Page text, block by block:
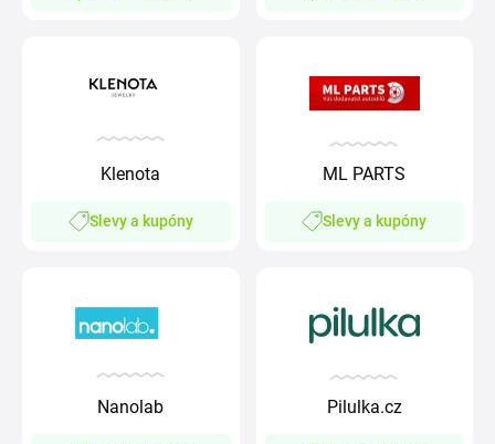
Klenota
Slevy a kupóny
ML PARTS
Slevy a kupóny
Nanolab Pilulka.cz